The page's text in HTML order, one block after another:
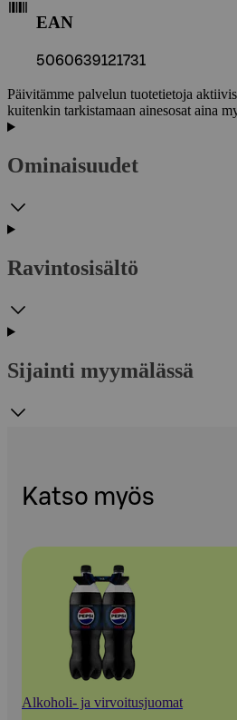
EAN
5060639121731
Päivitämme palvelun tuotetietoja
kuitenkin tarkistamaan ainesosat aina
Ominaisuudet
Ravintosisältö
Sijainti myymälässä
Katso myös
Alkoholi- ja virvoitusjuomat